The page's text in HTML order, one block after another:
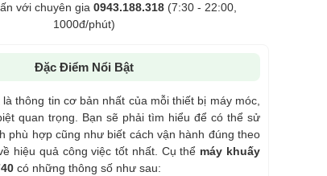
với chuyên gia 0943.188.318 (7:30 - 22:00,
1000đ/phút)
Đặc Điểm Nổi Bật
thông tin cơ bản nhất của mỗi thiết bị máy móc,
quan trọng. Bạn sẽ phải tìm hiểu để có thể sử
phù hợp cũng như biết cách vận hành đúng theo
hiệu quả công việc tốt nhất. Cụ thể máy khuấy
có những thông số như sau: